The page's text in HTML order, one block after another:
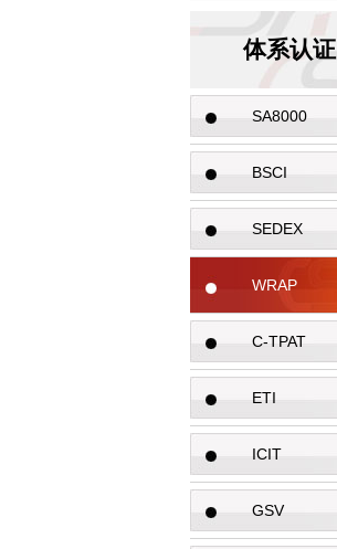
体系认证
SA8000
BSCI
SEDEX
WRAP
C-TPAT
ETI
ICIT
GSV